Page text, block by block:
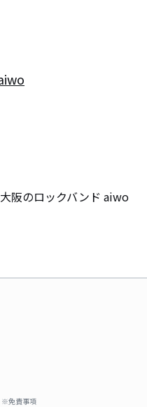
阪のロックバンド aiwo
※免責事項